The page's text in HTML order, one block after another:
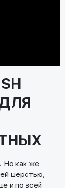
Но как же
шерстью,
и по всей